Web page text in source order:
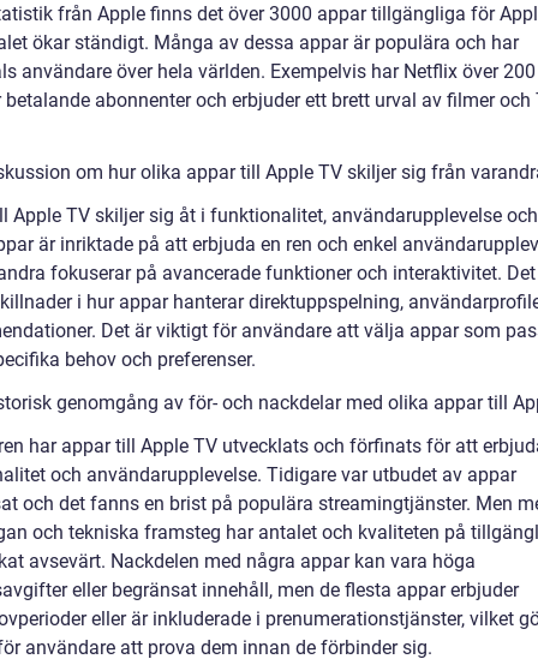
från Apple finns det över 3000 appar tillgängliga för
ökar ständigt. Många av dessa appar är populära och har
användare över hela världen. Exempelvis har Netflix över 200
abonnenter och erbjuder ett brett urval av filmer och
om hur olika appar till Apple TV skiljer sig från
Apple TV skiljer sig åt i funktionalitet, användarupplevelse
är inriktade på att erbjuda en ren och enkel
fokuserar på avancerade funktioner och interaktivitet.
i hur appar hanterar direktuppspelning,
Det är viktigt för användare att välja appar som
behov och preferenser.
genomgång av för- och nackdelar med olika appar till
har appar till Apple TV utvecklats och förfinats för att
och användarupplevelse. Tidigare var utbudet av appar
och det fanns en brist på populära streamingtjänster. Men
och tekniska framsteg har antalet och kvaliteten på
avsevärt. Nackdelen med några appar kan vara höga
eller begränsat innehåll, men de flesta appar erbjuder
eller är inkluderade i prenumerationstjänster, vilket
användare att prova dem innan de förbinder sig.